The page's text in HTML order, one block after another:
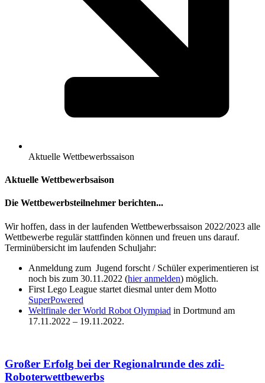
Aktuelle Wettbewerbssaison
Aktuelle Wettbewerbsaison
Die Wettbewerbsteilnehmer berichten...
Wir hoffen, dass in der laufenden Wettbewerbssaison 2022/2023 alle
Wettbewerbe regulär stattfinden können und freuen uns darauf.
Terminübersicht im laufenden Schuljahr:
Anmeldung zum Jugend forscht / Schüler experimentieren ist
noch bis zum 30.11.2022 (hier anmelden) möglich.
First Lego League startet diesmal unter dem Motto
SuperPowered
Weltfinale der World Robot Olympiad in Dortmund am
17.11.2022 – 19.11.2022.
Großer Erfolg bei der Regionalrunde des zdi-
Roboterwettbewerbs